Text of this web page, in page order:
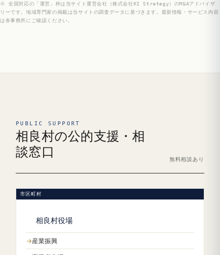
※ 全国対応の「運営」枠は当サイト運営会社（株式会社KI Strategy）のM&Aアドバイザ
リーです。地域専門家の掲載は当サイトの調査データに基づきます。最新情報・サービス内容
は各事務所にご確認ください。
PUBLIC SUPPORT
相良村の公的支援・相
談窓口
無料相談あり
市区町村
相良村役場
産業振興